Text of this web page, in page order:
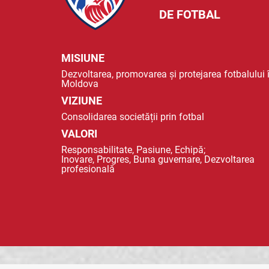
DE FOTBAL
MISIUNE
Dezvoltarea, promovarea și protejarea fotbalului
Moldova
VIZIUNE
Consolidarea societății prin fotbal
VALORI
Responsabilitate, Pasiune, Echipă;
Inovare, Progres, Buna guvernare, Dezvoltarea
profesională